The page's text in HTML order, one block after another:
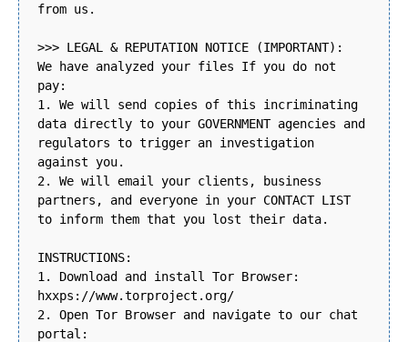
from us.
>>> LEGAL & REPUTATION NOTICE (IMPORTANT):
We have analyzed your files If you do not
pay:
1. We will send copies of this incriminating
data directly to your GOVERNMENT agencies and
regulators to trigger an investigation
against you.
2. We will email your clients, business
partners, and everyone in your CONTACT LIST
to inform them that you lost their data.
INSTRUCTIONS:
1. Download and install Tor Browser:
hxxps://www.torproject.org/
2. Open Tor Browser and navigate to our chat
portal: